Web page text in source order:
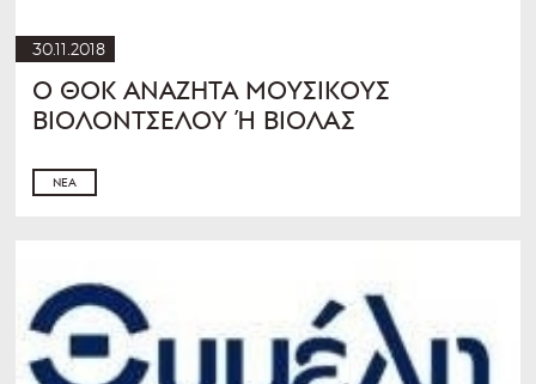
30.11.2018
Ο ΘΟΚ ΑΝΑΖΗΤΑ ΜΟΥΣΙΚΟΥΣ
ΒΙΟΛΟΝΤΣΕΛΟΥ Ή ΒΙΟΛΑΣ
ΝΈΑ